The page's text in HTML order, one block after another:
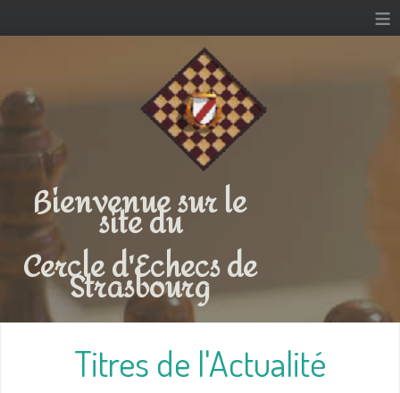
≡
Bienvenue sur le
site du
Cercle d'Echecs de
Strasbourg
Titres de l'Actualité